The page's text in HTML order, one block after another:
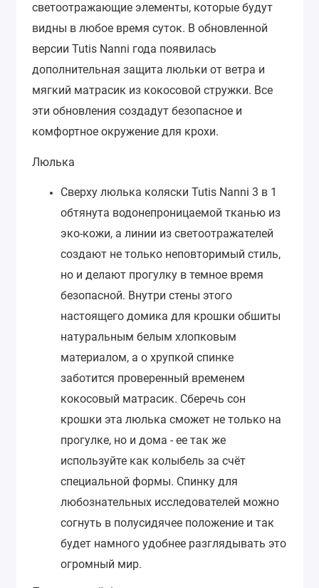
светоотражающие элементы, которые будут
видны в любое время суток. В обновленной
версии Tutis Nanni года появилась
дополнительная защита люльки от ветра и
мягкий матрасик из кокосовой стружки. Все
эти обновления создадут безопасное и
комфортное окружение для крохи.
Люлька
Сверху люлька коляски Tutis Nanni 3 в 1
обтянута водонепроницаемой тканью из
эко-кожи, а линии из светоотражателей
создают не только неповторимый стиль,
но и делают прогулку в темное время
безопасной. Внутри стены этого
настоящего домика для крошки обшиты
натуральным белым хлопковым
материалом, а о хрупкой спинке
заботится проверенный временем
кокосовый матрасик. Сберечь сон
крошки эта люлька сможет не только на
прогулке, но и дома - ее так же
используйте как колыбель за счёт
специальной формы. Спинку для
любознательных исследователей можно
согнуть в полусидячее положение и так
будет намного удобнее разглядывать это
огромный мир.